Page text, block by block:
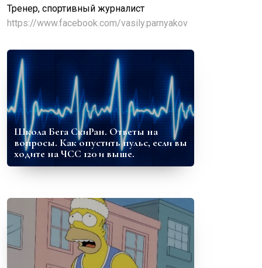
Тренер, спортивный журналист
https://www.facebook.com/vasily.parnyakov
Школа Бега СкиРан. Ответы на
вопросы. Как опустить пульс, если вы
ходите на ЧСС 120 и выше.